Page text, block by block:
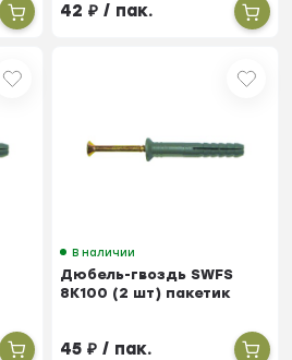
42₽ / пак.
В наличии
Дюбель-гвоздь SWFS
8K100 (2 шт) пакетик
45₽ / пак.